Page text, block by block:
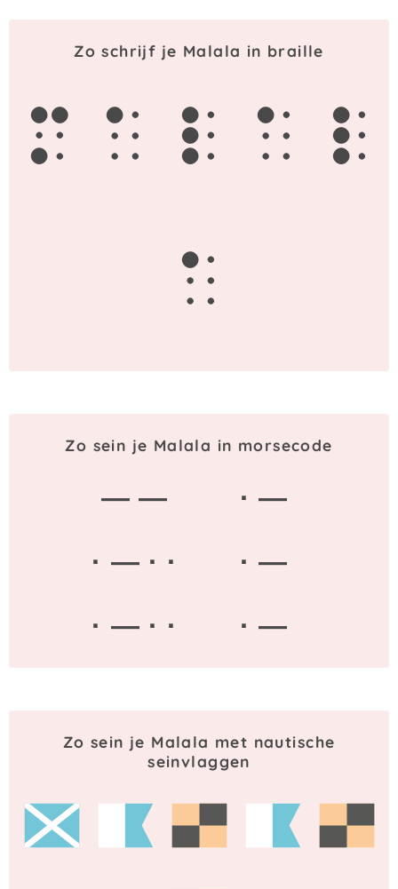
Zo schrijf je Malala in braille
m a l a l
a
Zo sein je Malala in morsecode
— —
· —
· — · ·
· —
· — · ·
· —
Zo sein je Malala met nautische
seinvlaggen